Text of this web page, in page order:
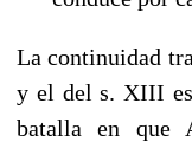
La continuidad
y el del s. XIII
batalla en que